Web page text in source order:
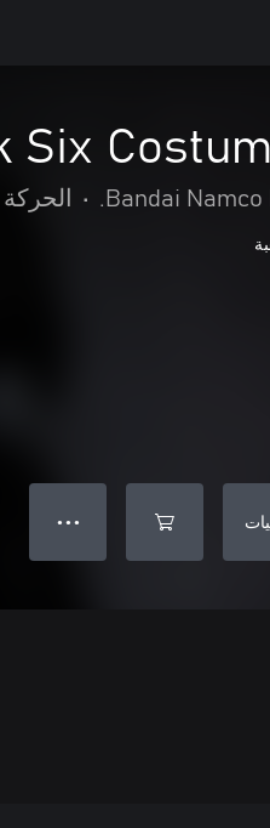
Bandai Namco
•
● ● ●